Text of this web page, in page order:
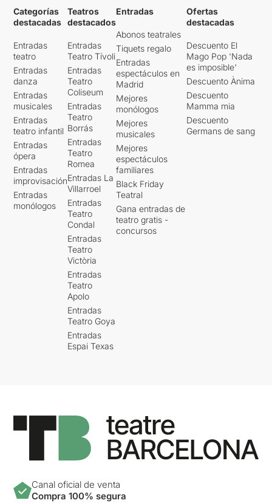
Categorías
destacadas
Entradas
teatro
Entradas
danza
Entradas
musicales
Entradas
teatro infantil
Entradas
ópera
Entradas
improvisación
Entradas
monólogos
Teatros
destacados
Entradas
Teatro Tívoli
Entradas
Teatro
Coliseum
Entradas
Teatro
Borrás
Entradas
Teatro
Romea
Entradas La
Villarroel
Entradas
Teatro
Condal
Entradas
Teatro
Victòria
Entradas
Teatro
Apolo
Entradas
Teatro Goya
Entradas
Espai Texas
Entradas
Abonos teatrales
Tiquets regalo
Entradas
espectáculos en
Madrid
Mejores
monólogos
Mejores
musicales
Mejores
espectáculos
familiares
Black Friday
Teatral
Gana entradas de
teatro gratis -
concursos
Ofertas
destacadas
Descuento El
Mago Pop 'Nada
es imposible'
Descuento Ànima
Descuento
Mamma mia
Descuento
Germans de sang
Canal oficial de venta
Compra 100% segura